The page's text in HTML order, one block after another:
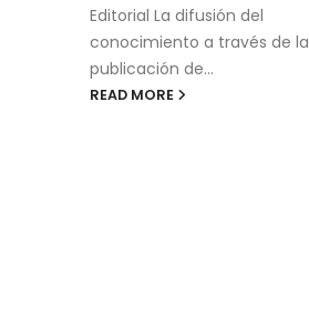
Editorial La difusión del
conocimiento a través de la
publicación de...
READ MORE